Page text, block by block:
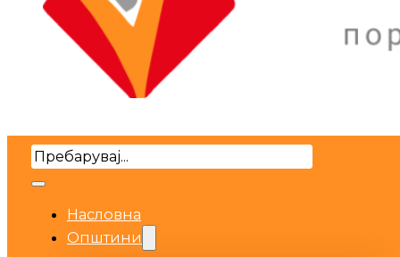
Search
Насловна
Општини